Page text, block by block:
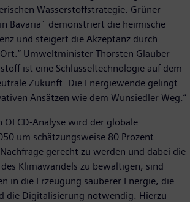
Wasserstoffstrategie. Grüner
Bavaria´ demonstriert die heimische
und steigert die Akzeptanz durch
Umweltminister Thorsten Glauber
ist eine Schlüsseltechnologie auf dem
Zukunft. Die Energiewende gelingt
Ansätzen wie dem Wunsiedler Weg.“
OECD-Analyse wird der globale
um schätzungsweise 80 Prozent
gerecht zu werden und dabei die
Klimawandels zu bewältigen, sind
in die Erzeugung sauberer Energie, die
die Digitalisierung notwendig. Hierzu